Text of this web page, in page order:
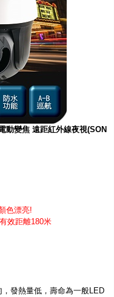
動變焦 遠距紅外線夜視(SON
色漂亮!
效距離180米
發熱量低，壽命為一般LED